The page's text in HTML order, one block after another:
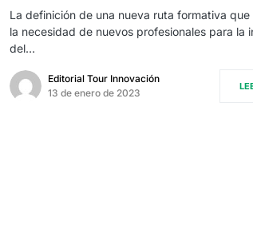
La definición de una nueva ruta formativa que
la necesidad de nuevos profesionales para la
del…
Editorial Tour Innovación
13 de enero de 2023